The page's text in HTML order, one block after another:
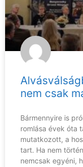
nem csak
Bármennyire is
romlása évek óta
mutatkozott, a
tart. Ha nem
nemcsak egyéni,